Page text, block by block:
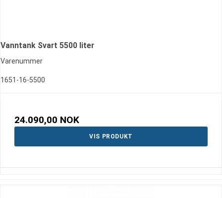
Vanntank Svart 5500 liter
Varenummer
1651-16-5500
24.090,00 NOK
VIS PRODUKT